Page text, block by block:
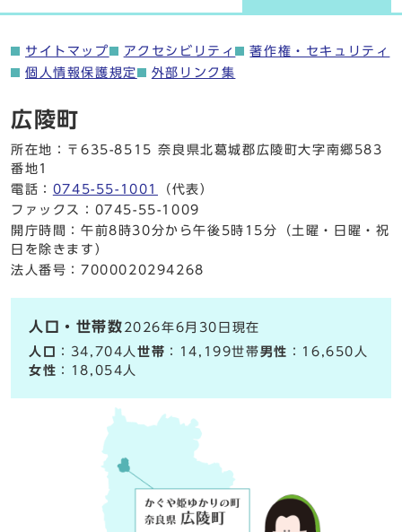
サイトマップ アクセシビリティ
著作権・セキュリティ
個人情報保護規定
外部リンク集
広陵町
所在地：〒635-8515 奈良県北葛城郡広陵町大字南郷583
番地1
電話： 0745-55-1001
（代表）
ファックス：0745-55-1009
開庁時間：午前8時30分から午後5時15分（土曜・日曜・祝
日を除きます）
法人番号：7000020294268
人口・世帯数 2026年6月30日現在
人口
：34,704人世帯 ：14,199世帯男性 ：16,650人
女性 ：18,054人